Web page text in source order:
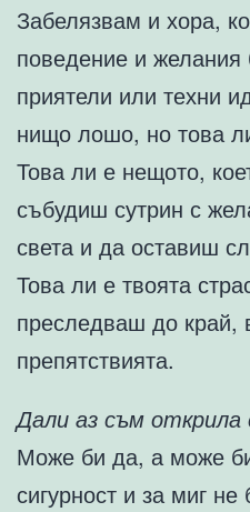
Забелязвам и хора,
поведение и желания
приятели или техни
нищо лошо, но това
Това ли е нещото,
събудиш сутрин с
света и да оставиш
Това ли е твоята
преследваш до край,
препятствията.
Дали аз съм
Може би да, а може
сигурност и за миг